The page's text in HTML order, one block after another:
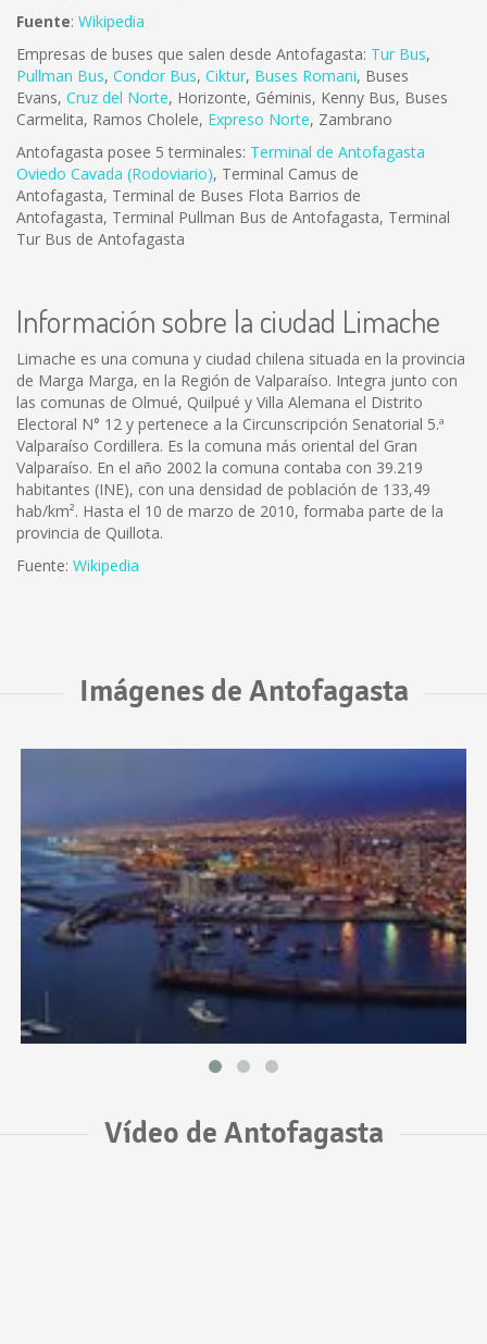
Fuente: Wikipedia
Empresas de buses que salen desde Antofagasta: Tur Bus,
Pullman Bus, Condor Bus, Ciktur, Buses Romani, Buses
Evans, Cruz del Norte, Horizonte, Géminis, Kenny Bus, Buses
Carmelita, Ramos Cholele, Expreso Norte, Zambrano
Antofagasta posee 5 terminales: Terminal de Antofagasta
Oviedo Cavada (Rodoviario), Terminal Camus de
Antofagasta, Terminal de Buses Flota Barrios de
Antofagasta, Terminal Pullman Bus de Antofagasta, Terminal
Tur Bus de Antofagasta
Información sobre la ciudad Limache
Limache es una comuna y ciudad chilena situada en la provincia
de Marga Marga, en la Región de Valparaíso. Integra junto con
las comunas de Olmué, Quilpué y Villa Alemana el Distrito
Electoral N° 12 y pertenece a la Circunscripción Senatorial 5.ª
Valparaíso Cordillera. Es la comuna más oriental del Gran
Valparaíso. En el año 2002 la comuna contaba con 39.219
habitantes (INE), con una densidad de población de 133,49
hab/km². Hasta el 10 de marzo de 2010, formaba parte de la
provincia de Quillota.
Fuente: Wikipedia
Imágenes de Antofagasta
Vídeo de Antofagasta